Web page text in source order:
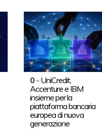
0 - UniCredit,
Accenture e IBM
insieme per la
piattaforma bancaria
europea di nuova
generazione